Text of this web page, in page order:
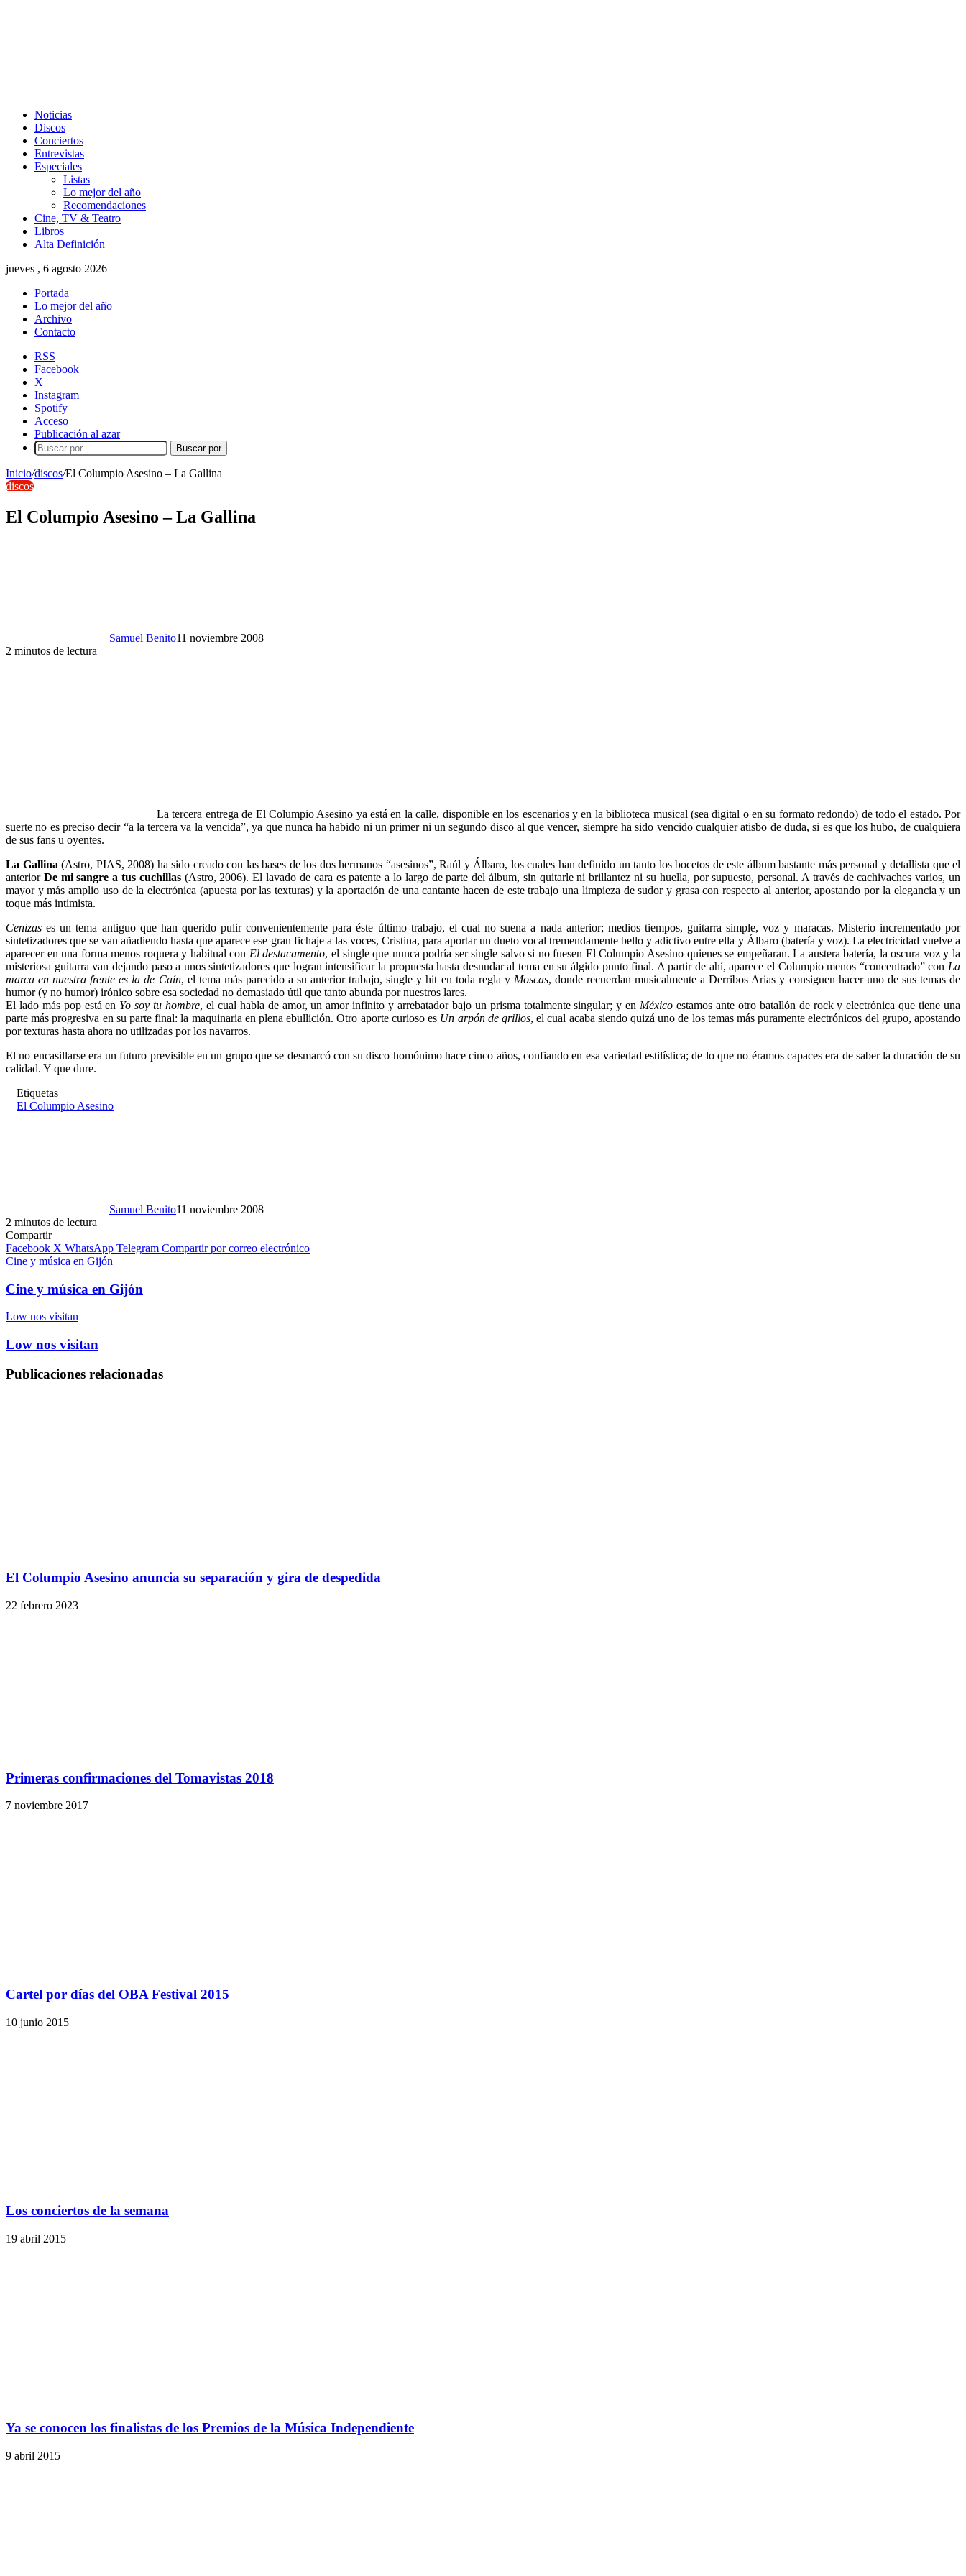
Noticias
Discos
Conciertos
Entrevistas
Especiales
Listas
Lo mejor del año
Recomendaciones
Cine, TV & Teatro
Libros
Alta Definición
jueves , 6 agosto 2026
Portada
Lo mejor del año
Archivo
Contacto
RSS
Facebook
X
Instagram
Spotify
Acceso
Publicación al azar
Buscar por
Inicio/discos/El Columpio Asesino – La Gallina
discos
El Columpio Asesino – La Gallina
Samuel Benito11 noviembre 2008
2 minutos de lectura
La tercera entrega de El Columpio Asesino ya está en la calle, disponible en los escenarios y en la biblioteca musical (sea digital o en su formato redondo) de todo el estado. Por
suerte no es preciso decir “a la tercera va la vencida”, ya que nunca ha habido ni un primer ni un segundo disco al que vencer, siempre ha sido vencido cualquier atisbo de duda, si es que los hubo, de cualquiera
de sus fans u oyentes.
La Gallina (Astro, PIAS, 2008) ha sido creado con las bases de los dos hermanos “asesinos”, Raúl y Álbaro, los cuales han definido un tanto los bocetos de este álbum bastante más personal y detallista que el
anterior De mi sangre a tus cuchillas(Astro, 2006). El lavado de cara es patente a lo largo de parte del álbum, sin quitarle ni brillantez ni su huella, por supuesto, personal. A través de cachivaches varios, un
mayor y más amplio uso de la electrónica (apuesta por las texturas) y la aportación de una cantante hacen de este trabajo una limpieza de sudor y grasa con respecto al anterior, apostando por la elegancia y un
toque más intimista.
Cenizas es un tema antiguo que han querido pulir convenientemente para éste último trabajo, el cual no suena a nada anterior; medios tiempos, guitarra simple, voz y maracas. Misterio incrementado por
sintetizadores que se van añadiendo hasta que aparece ese gran fichaje a las voces, Cristina, para aportar un dueto vocal tremendamente bello y adictivo entre ella y Álbaro (batería y voz). La electricidad vuelve a
aparecer en una forma menos roquera y habitual con El destacamento, el single que nunca podría ser single salvo si no fuesen El Columpio Asesino quienes se empeñaran. La austera batería, la oscura voz y la
misteriosa guitarra van dejando paso a unos sintetizadores que logran intensificar la propuesta hasta desnudar al tema en su álgido punto final. A partir de ahí, aparece el Columpio menos “concentrado” con La
marca en nuestra frente es la de Caín, el tema más parecido a su anterior trabajo, single y hit en toda regla y Moscas, donde recuerdan musicalmente a Derribos Arias y consiguen hacer uno de sus temas de
humor (y no humor) irónico sobre esa sociedad no demasiado útil que tanto abunda por nuestros lares.
El lado más pop está en Yo soy tu hombre, el cual habla de amor, un amor infinito y arrebatador bajo un prisma totalmente singular; y en México estamos ante otro batallón de rock y electrónica que tiene una
parte más progresiva en su parte final: la maquinaria en plena ebullición. Otro aporte curioso es Un arpón de grillos, el cual acaba siendo quizá uno de los temas más puramente electrónicos del grupo, apostando
por texturas hasta ahora no utilizadas por los navarros.
El no encasillarse era un futuro previsible en un grupo que se desmarcó con su disco homónimo hace cinco años, confiando en esa variedad estilística; de lo que no éramos capaces era de saber la duración de su
calidad. Y que dure.
Etiquetas
El Columpio Asesino
Samuel Benito11 noviembre 2008
2 minutos de lectura
Compartir
Facebook X WhatsApp Telegram Compartir por correo electrónico
Cine y música en Gijón
Cine y música en Gijón
Low nos visitan
Low nos visitan
Publicaciones relacionadas
El Columpio Asesino anuncia su separación y gira de despedida
22 febrero 2023
Primeras confirmaciones del Tomavistas 2018
7 noviembre 2017
Cartel por días del OBA Festival 2015
10 junio 2015
Los conciertos de la semana
19 abril 2015
Ya se conocen los finalistas de los Premios de la Música Independiente
9 abril 2015